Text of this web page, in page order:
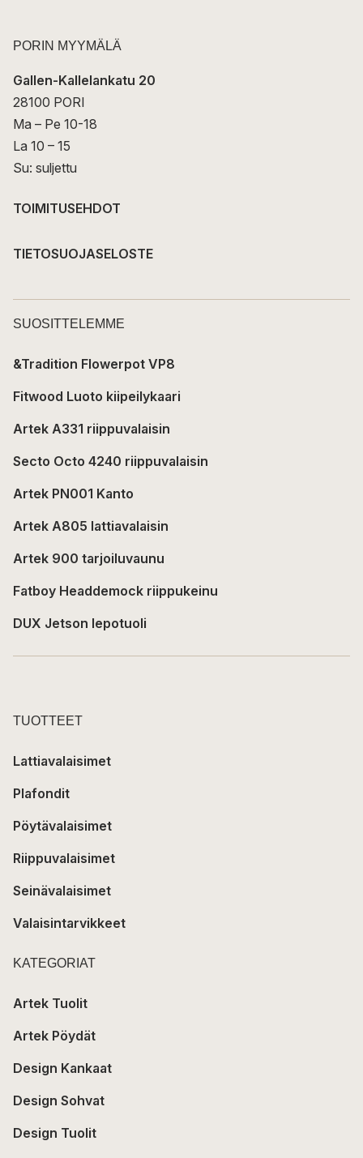
PORIN MYYMÄLÄ
Gallen-Kallelankatu 20
28100 PORI
Ma – Pe 10-18
La 10 – 15
Su: suljettu
TOIMITUSEHDOT
TIETOSUOJASELOSTE
SUOSITTELEMME
&Tradition Flowerpot VP8
Fitwood Luoto kiipeilykaari
Artek A331 riippuvalaisin
Secto Octo 4240 riippuvalaisin
Artek PN001 Kanto
Artek A805 lattiavalaisin
Artek 900 tarjoiluvaunu
Fatboy Headdemock riippukeinu
DUX Jetson lepotuoli
TUOTTEET
Lattiavalaisimet
Plafondit
Pöytävalaisimet
Riippuvalaisimet
Seinävalaisimet
Valaisintarvikkeet
KATEGORIAT
Artek Tuolit
Artek Pöydät
Design Kankaat
Design Sohvat
Design Tuolit